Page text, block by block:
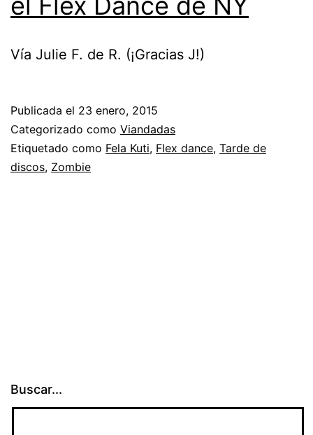
Vía Julie F. de R. (¡Gracias J!)
Publicada el 23 enero, 2015
Categorizado como Viandadas
Etiquetado como Fela Kuti, Flex dance, Tarde de
discos, Zombie
Buscar...